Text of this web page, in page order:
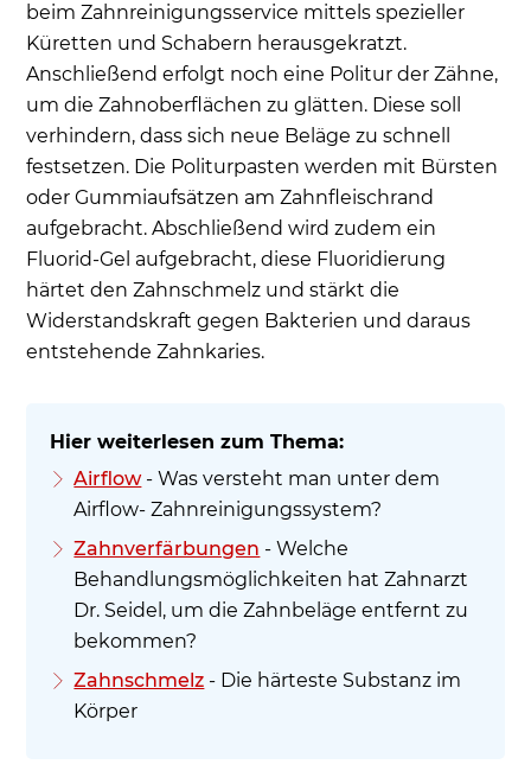
beim Zahnreinigungsservice mittels spezieller
Küretten und Schabern herausgekratzt.
Anschließend erfolgt noch eine Politur der Zähne,
um die Zahnoberflächen zu glätten. Diese soll
verhindern, dass sich neue Beläge zu schnell
festsetzen. Die Politurpasten werden mit Bürsten
oder Gummiaufsätzen am Zahnfleischrand
aufgebracht. Abschließend wird zudem ein
Fluorid-Gel aufgebracht, diese Fluoridierung
härtet den Zahnschmelz und stärkt die
Widerstandskraft gegen Bakterien und daraus
entstehende Zahnkaries.
Airflow- Was versteht man unter dem
Airflow- Zahnreinigungssystem?
Zahnverfärbungen - Welche
Behandlungsmöglichkeiten hat Zahnarzt
Dr. Seidel, um die Zahnbeläge entfernt zu
bekommen?
Zahnschmelz - Die härteste Substanz im
Körper